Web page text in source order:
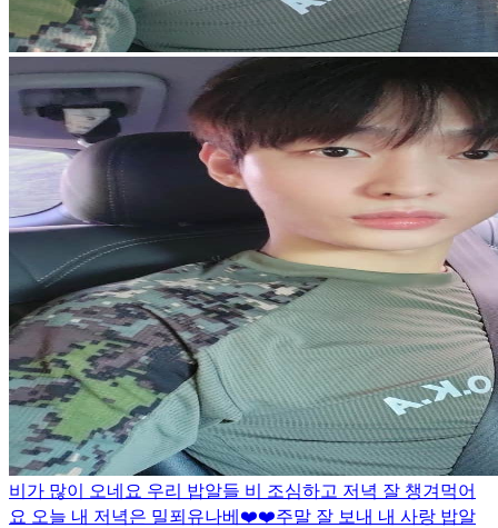
비가 많이 오네요 우리 밥알들 비 조심하고 저녁 잘 챙겨먹어
요 오늘 내 저녁은 밀푀유나베❤️❤️주말 잘 보내 내 사랑 밥알